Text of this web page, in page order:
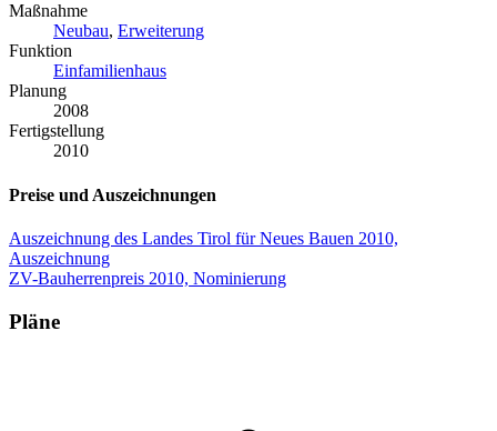
Maßnahme
Neubau, Erweiterung
Funktion
Einfamilienhaus
Planung
2008
Fertigstellung
2010
Preise und Auszeichnungen
Auszeichnung des Landes Tirol für Neues Bauen 2010,
Auszeichnung
ZV-Bauherrenpreis 2010, Nominierung
Pläne